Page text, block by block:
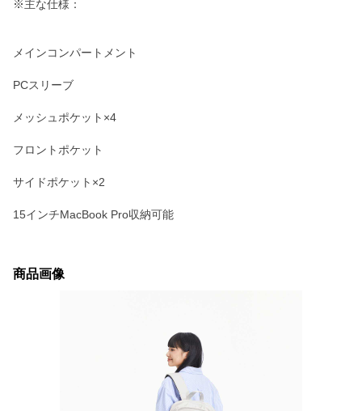
※主な仕様：
メインコンパートメント
PCスリーブ
メッシュポケット×4
フロントポケット
サイドポケット×2
15インチMacBook Pro収納可能
商品画像